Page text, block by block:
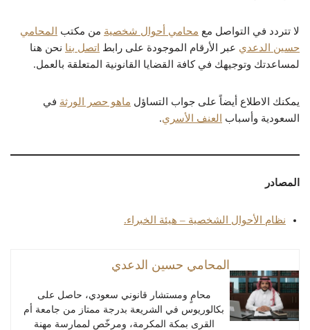
لا تتردد في التواصل مع محامي أحوال شخصية من مكتب المحامي
حسين الدعدي عبر الأرقام الموجودة على رابط اتصل بنا نحن هنا
لمساعدتك وتوجيهك في كافة القضايا القانونية المتعلقة بالعمل.
يمكنك الاطلاع أيضاً على جواب التساؤل ماهو حصر الورثة في
السعودية وأسباب العنف الأسري.
المصادر
نظام الأحوال الشخصية – هيئة الخبراء.
المحامي حسين الدعدي
محامٍ ومستشار قانوني سعودي، حاصل على
بكالوريوس في الشريعة بدرجة ممتاز من جامعة أم
القرى بمكة المكرمة، ومرخّص لممارسة مهنة